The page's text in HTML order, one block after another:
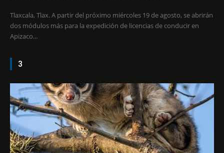
Tlaxcala, Tlax. A partir del próximo miércoles 19 de agosto, se abrirán
dos módulos más para la expedición de licencias de conducir en
Apizaco...
3